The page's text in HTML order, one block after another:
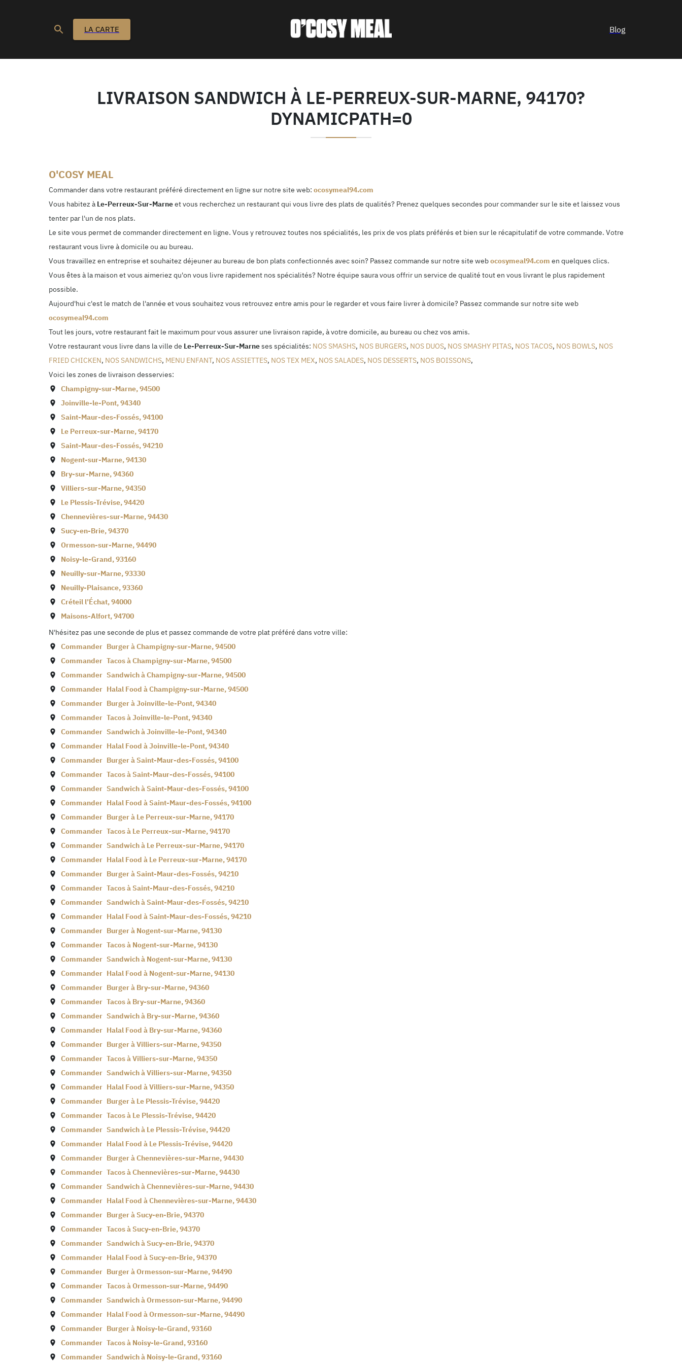
LA CARTE Blog
LIVRAISON SANDWICH À LE-PERREUX-SUR-MARNE, 94170?
DYNAMICPATH=0
O'COSY MEAL
Commander dans votre restaurant préféré directement en ligne sur notre site web: ocosymeal94.com
Vous habitez à Le-Perreux-Sur-Marneet vous recherchez un restaurant qui vous livre des plats de qualités? Prenez quelques secondes pour commander sur le site et laissez vous
tenter par l'un de nos plats.
Le site vous permet de commander directement en ligne. Vous y retrouvez toutes nos spécialités, les prix de vos plats préférés et bien sur le récapitulatif de votre commande. Votre
restaurant vous livre à domicile ou au bureau.
Vous travaillez en entreprise et souhaitez déjeuner au bureau de bon plats confectionnés avec soin? Passez commande sur notre site webocosymeal94.com en quelques clics.
Vous êtes à la maison et vous aimeriez qu'on vous livre rapidement nos spécialités? Notre équipe saura vous offrir un service de qualité tout en vous livrant le plus rapidement
possible.
Aujourd'hui c'est le match de l'année et vous souhaitez vous retrouvez entre amis pour le regarder et vous faire livrer à domicile? Passez commande sur notre site web
ocosymeal94.com
Tout les jours, votre restaurant fait le maximum pour vous assurer une livraison rapide, à votre domicile, au bureau ou chez vos amis.
Votre restaurant vous livre dans la ville de Le-Perreux-Sur-Marneses spécialités: NOS SMASHS, NOS BURGERS, NOS DUOS, NOS SMASHY PITAS, NOS TACOS, NOS BOWLS, NOS
FRIED CHICKEN, NOS SANDWICHS, MENU ENFANT, NOS ASSIETTES, NOS TEX MEX, NOS SALADES, NOS DESSERTS, NOS BOISSONS,
Voici les zones de livraison desservies:
Champigny-sur-Marne,94500
Joinville-le-Pont,94340
Saint-Maur-des-Fossés,94100
Le Perreux-sur-Marne,94170
Saint-Maur-des-Fossés,94210
Nogent-sur-Marne,94130
Bry-sur-Marne,94360
Villiers-sur-Marne,94350
Le Plessis-Trévise,94420
Chennevières-sur-Marne,94430
Sucy-en-Brie,94370
Ormesson-sur-Marne,94490
Noisy-le-Grand,93160
Neuilly-sur-Marne,93330
Neuilly-Plaisance,93360
Créteil l’Échat,94000
Maisons-Alfort,94700
N'hésitez pas une seconde de plus et passez commande de votre plat préféré dans votre ville:
Commander Burger àChampigny-sur-Marne,94500
Commander Tacos àChampigny-sur-Marne,94500
Commander Sandwich àChampigny-sur-Marne,94500
Commander Halal Food àChampigny-sur-Marne,94500
Commander Burger àJoinville-le-Pont,94340
Commander Tacos àJoinville-le-Pont,94340
Commander Sandwich àJoinville-le-Pont,94340
Commander Halal Food àJoinville-le-Pont,94340
Commander Burger àSaint-Maur-des-Fossés,94100
Commander Tacos àSaint-Maur-des-Fossés,94100
Commander Sandwich àSaint-Maur-des-Fossés,94100
Commander Halal Food àSaint-Maur-des-Fossés,94100
Commander Burger à Le Perreux-sur-Marne,94170
Commander Tacos à Le Perreux-sur-Marne,94170
Commander Sandwich à Le Perreux-sur-Marne,94170
Commander Halal Food à Le Perreux-sur-Marne,94170
Commander Burger àSaint-Maur-des-Fossés,94210
Commander Tacos àSaint-Maur-des-Fossés,94210
Commander Sandwich àSaint-Maur-des-Fossés,94210
Commander Halal Food àSaint-Maur-des-Fossés,94210
Commander Burger à Nogent-sur-Marne,94130
Commander Tacos à Nogent-sur-Marne,94130
Commander Sandwich à Nogent-sur-Marne,94130
Commander Halal Food à Nogent-sur-Marne,94130
Commander Burger à Bry-sur-Marne,94360
Commander Tacos à Bry-sur-Marne,94360
Commander Sandwich à Bry-sur-Marne,94360
Commander Halal Food à Bry-sur-Marne,94360
Commander Burger àVilliers-sur-Marne,94350
Commander Tacos àVilliers-sur-Marne,94350
Commander Sandwich àVilliers-sur-Marne,94350
Commander Halal Food àVilliers-sur-Marne,94350
Commander Burger à Le Plessis-Trévise,94420
Commander Tacos à Le Plessis-Trévise,94420
Commander Sandwich à Le Plessis-Trévise,94420
Commander Halal Food à Le Plessis-Trévise,94420
Commander Burger àChennevières-sur-Marne,94430
Commander Tacos àChennevières-sur-Marne,94430
Commander Sandwich àChennevières-sur-Marne,94430
Commander Halal Food àChennevières-sur-Marne,94430
Commander Burger àSucy-en-Brie,94370
Commander Tacos àSucy-en-Brie,94370
Commander Sandwich àSucy-en-Brie,94370
Commander Halal Food àSucy-en-Brie,94370
Commander Burger àOrmesson-sur-Marne,94490
Commander Tacos àOrmesson-sur-Marne,94490
Commander Sandwich àOrmesson-sur-Marne,94490
Commander Halal Food àOrmesson-sur-Marne,94490
Commander Burger à Noisy-le-Grand,93160
Commander Tacos à Noisy-le-Grand,93160
Commander Sandwich à Noisy-le-Grand,93160